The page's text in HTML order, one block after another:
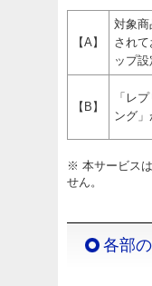
【A】
対象商
され
ップ設
【B】
「レ
ング」
※ 本サービス
せん。
各部